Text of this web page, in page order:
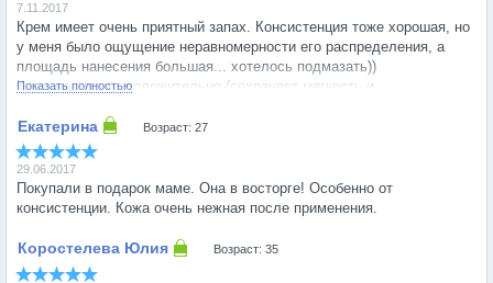
7.11.2017
Крем имеет очень приятный запах. Консистенция тоже хорошая, но
у меня было ощущение неравномерности его распределения, а
площадь нанесения большая... хотелось подмазать))
Кожа реагирует положительно (сохраняет мягкость и
отличии от других средств HL.
Показать полностью
Возраст: 27
29.06.2017
Покупали в подарок маме. Она в восторге! Особенно от
консистенции. Кожа очень нежная после применения.
Возраст: 35